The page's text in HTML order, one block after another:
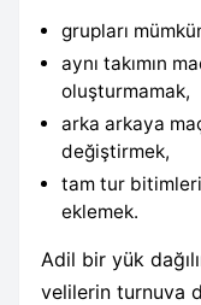
grupları
aynı takımın
oluşturmamak,
arka arkaya
değiştirmek,
tam tur
eklemek.
Adil bir yük
velilerin turnuva